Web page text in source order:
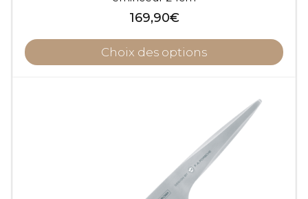
169,90€
Choix des options